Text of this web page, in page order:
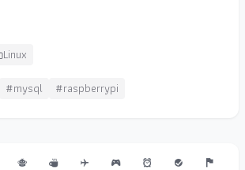
Linux
#mysql #raspberrypi